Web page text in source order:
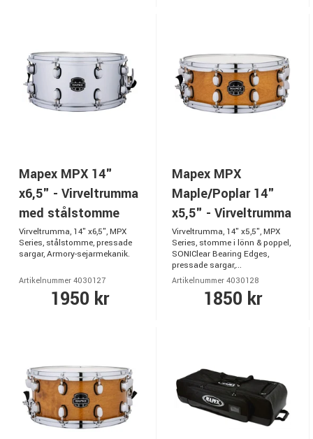
Mapex MPX 14"
x6,5" - Virveltrumma
med stålstomme
Virveltrumma, 14" x6,5", MPX
Series, stålstomme, pressade
sargar, Armory-sejarmekanik.
Artikelnummer 4030127
1950 kr
Mapex MPX
Maple/Poplar 14"
x5,5" - Virveltrumma
Virveltrumma, 14" x5,5", MPX
Series, stomme i lönn & poppel,
SONIClear Bearing Edges,
pressade sargar,...
Artikelnummer 4030128
1850 kr